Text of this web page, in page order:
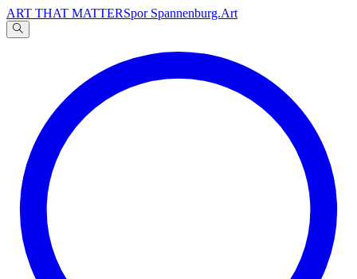
ART THAT MATTERSpor Spannenburg.Art
文